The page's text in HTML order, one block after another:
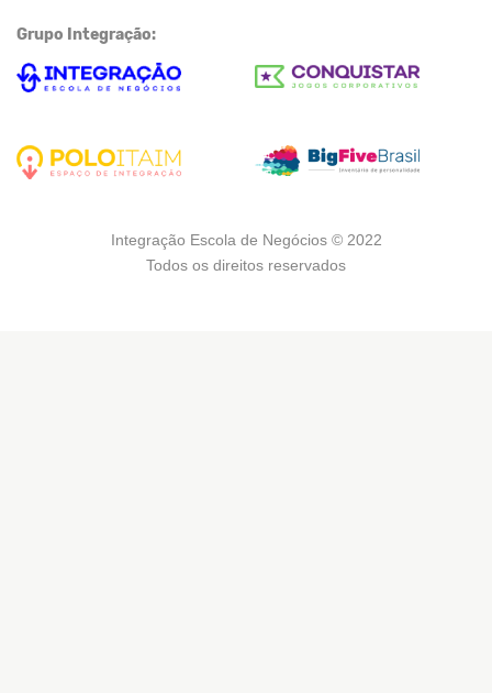
Grupo Integração:
Integração Escola de Negócios © 2022
Todos os direitos reservados